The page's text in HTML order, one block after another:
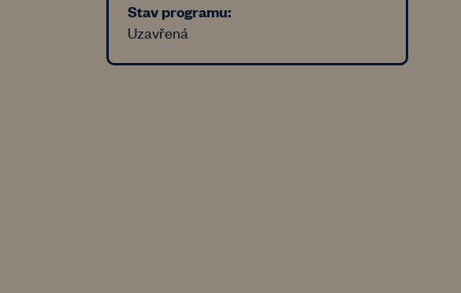
Stav programu:
Uzavřená